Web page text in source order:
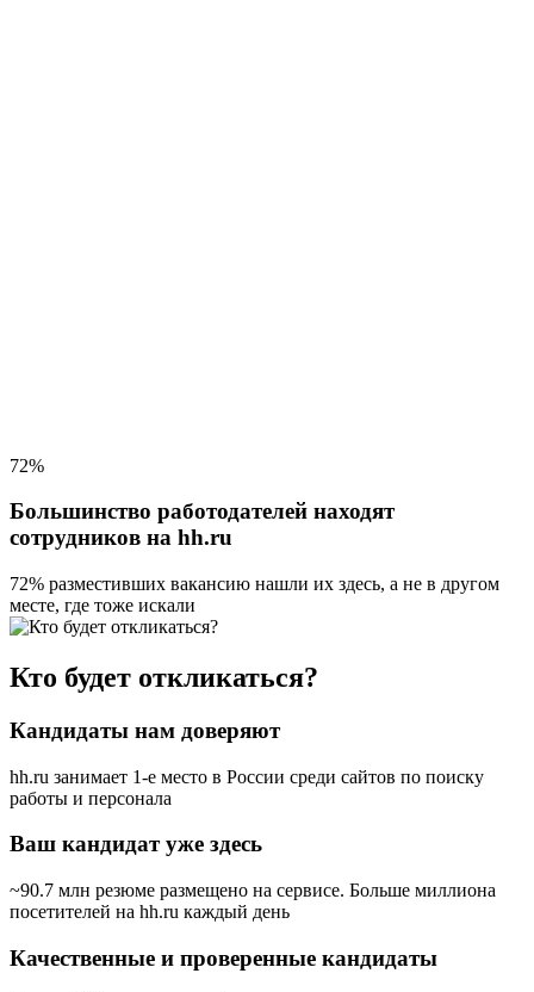
72%
Большинство работодателей находят
сотрудников на hh.ru
72% разместивших вакансию нашли их здесь, а не в другом
месте, где тоже искали
Кто будет откликаться?
Кандидаты нам доверяют
hh.ru занимает 1-е место в России среди сайтов по поиску
работы и персонала
Ваш кандидат уже здесь
~90.7 млн резюме размещено на сервисе. Больше миллиона
посетителей на hh.ru каждый день
Качественные и проверенные кандидаты